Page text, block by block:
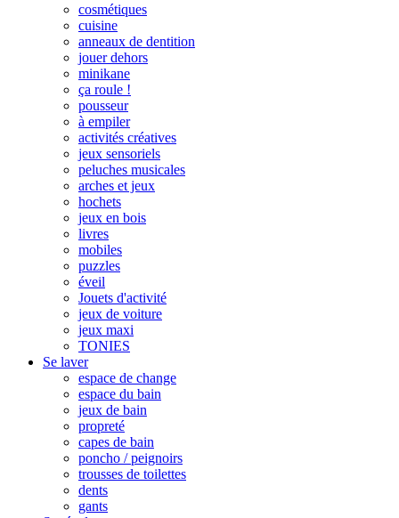
cosmétiques
cuisine
anneaux de dentition
jouer dehors
minikane
ça roule !
pousseur
à empiler
activités créatives
jeux sensoriels
peluches musicales
arches et jeux
hochets
jeux en bois
livres
mobiles
puzzles
éveil
Jouets d'activité
jeux de voiture
jeux maxi
TONIES
Se laver
espace de change
espace du bain
jeux de bain
propreté
capes de bain
poncho / peignoirs
trousses de toilettes
dents
gants